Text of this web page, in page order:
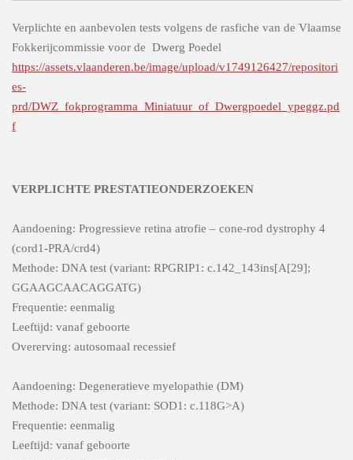
Verplichte en aanbevolen tests volgens de rasfiche van de Vlaamse
Fokkerijcommissie voor de Dwerg Poedel
https://assets.vlaanderen.be/image/upload/v1749126427/repositori
es-
prd/DWZ_fokprogramma_Miniatuur_of_Dwergpoedel_ypeggz.pd
f
VERPLICHTE PRESTATIEONDERZOEKEN
Aandoening: Progressieve retina atrofie – cone-rod dystrophy 4
(cord1-PRA/crd4)
Methode: DNA test (variant: RPGRIP1: c.142_143ins[A[29];
GGAAGCAACAGGATG)
Frequentie: eenmalig
Leeftijd: vanaf geboorte
Overerving: autosomaal recessief
Aandoening: Degeneratieve myelopathie (DM)
Methode: DNA test (variant: SOD1: c.118G>A)
Frequentie: eenmalig
Leeftijd: vanaf geboorte